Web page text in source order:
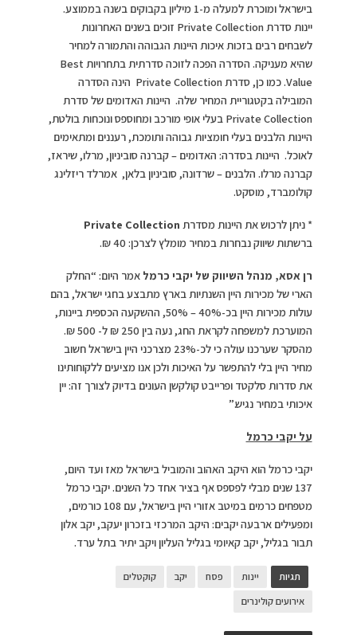
בישראל ומוכרת למעלה מ-1 מיליון בקבוקים בשנה בממוצע.
יינות סדרת Private Collection זוכים בשנים האחרונות
לשבחים רבים בזכות איכות היינות הגבוהה והתמורה למחיר
שהיא מעניקה. הסדרה הפכה לזוכה סדרתית בתחרויות Best
Value. כמו כן, סדרת Private Collection הינה הסדרה
המובילה בקטגוריית המחיר שלה. היינות האדומים של סדרת
Private Collection בעלי אופי מורכב ומחוספס ונוכחות בולטת,
היינות הלבנים בעלי חומציות גבוהה ותומכת, רעננים ומתאימים
לאוכל. היינות בסדרה: האדומים – קברנה סוביניון, מרלו, שיראז,
קברנה מרלו. הלבנים – שרדונה, סוביניון בלאן, אמרלד ריזלינג
קולומברד, מוסקט.
* ניתן לרכוש את היינות מסדרת Private Collection
ברשתות שיווק נבחרות במחיר מומלץ לצרכן: 40 ₪.
רן אסא, מנהל השיווק של יקבי כרמל אמר היום: “החלק
הארי של מכירות היין השנתיות בארץ מתבצע בחגי ישראל, בהם
עולות מכירות היין בכ-40% – 50%, ההשקעה הכספית ביינות,
המוערכת למשפחה לקראת החג, נעה בין 250 ₪ ל- 500 ₪.
מהסקר שערכנו עולה כי לכ-23% מצרכני היין בישראל חשוב
מחיר היין בלי להתפשר על האיכות ולכן אנו מציעים ללקוחותינו
את סדרות סלקטד ופרייבט קולקשן העונים בדיוק לצורך זה: יין
איכותי במחיר נגיש.”
על יקבי כרמל
יקבי כרמל הוא היקב האהוב והמוביל בישראל מאז ועד היום,
137 שנים מבלי לפספס אף בציר אחד כל השנים. יקבי כרמל
מטפחים כרמים במיטב אזורי היין בישראל, עם 108 כורמים,
ומפעילים ארבעה יקבים: היקב המרכזי בזכרון יעקב, יקב אלון
תבור בגליל, יקב קאיומי בגליל העליון ויקב יתיר בתל ערד.
תגיות יינות פסח יקב
קוקטלים
אירועים קולינרים